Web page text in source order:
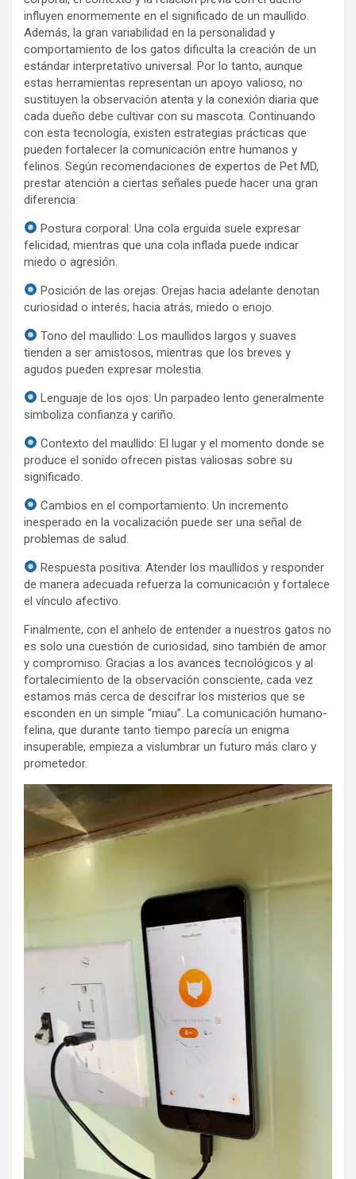
influyen enormemente en el significado de un maullido.
Además, la gran variabilidad en la personalidad y
comportamiento de los gatos dificulta la creación de un
estándar interpretativo universal. Por lo tanto, aunque
estas herramientas representan un apoyo valioso, no
sustituyen la observación atenta y la conexión diaria que
cada dueño debe cultivar con su mascota. Continuando
con esta tecnología, existen estrategias prácticas que
pueden fortalecer la comunicación entre humanos y
felinos. Según recomendaciones de expertos de Pet MD,
prestar atención a ciertas señales puede hacer una gran
diferencia:
Postura corporal: Una cola erguida suele expresar
felicidad, mientras que una cola inflada puede indicar
miedo o agresión.
Posición de las orejas: Orejas hacia adelante denotan
curiosidad o interés; hacia atrás, miedo o enojo.
Tono del maullido: Los maullidos largos y suaves
tienden a ser amistosos, mientras que los breves y
agudos pueden expresar molestia.
Lenguaje de los ojos: Un parpadeo lento generalmente
simboliza confianza y cariño.
Contexto del maullido: El lugar y el momento donde se
produce el sonido ofrecen pistas valiosas sobre su
significado.
Cambios en el comportamiento: Un incremento
inesperado en la vocalización puede ser una señal de
problemas de salud.
Respuesta positiva: Atender los maullidos y responder
de manera adecuada refuerza la comunicación y fortalece
el vínculo afectivo.
Finalmente, con el anhelo de entender a nuestros gatos no
es solo una cuestión de curiosidad, sino también de amor
y compromiso. Gracias a los avances tecnológicos y al
fortalecimiento de la observación consciente, cada vez
estamos más cerca de descifrar los misterios que se
esconden en un simple “miau”. La comunicación humano-
felina, que durante tanto tiempo parecía un enigma
insuperable, empieza a vislumbrar un futuro más claro y
prometedor.